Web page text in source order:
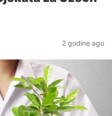
2 godine ago